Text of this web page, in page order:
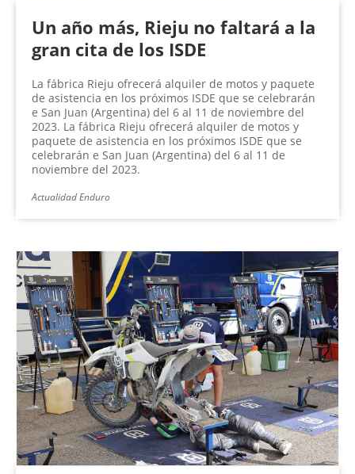
Un año más, Rieju no faltará a la
gran cita de los ISDE
La fábrica Rieju ofrecerá alquiler de motos y paquete
de asistencia en los próximos ISDE que se celebrarán
e San Juan (Argentina) del 6 al 11 de noviembre del
2023. La fábrica Rieju ofrecerá alquiler de motos y
paquete de asistencia en los próximos ISDE que se
celebrarán e San Juan (Argentina) del 6 al 11 de
noviembre del 2023.
Actualidad Enduro